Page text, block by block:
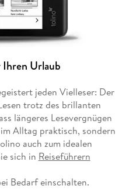
Urlaub
jeden Vielleser: Der
trotz des brillanten
längeres Lesevergnügen
Alltag praktisch, sondern
auch zum idealen
sich in Reiseführern
Bedarf einschalten.